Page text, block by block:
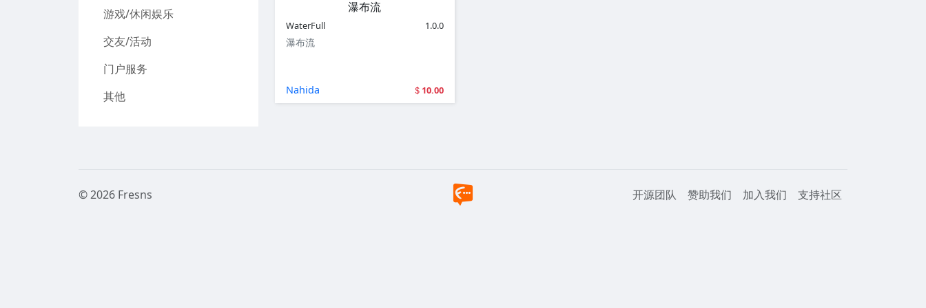
游戏/休闲娱乐
交友/活动
门户服务
其他
瀑布流
WaterFull 1.0.0
瀑布流
Nahida 10.00
© 2026 Fresns 开源团队 赞助我们 加入我们 支持社区